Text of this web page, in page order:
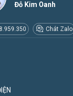
Đỗ Kim Oanh
Chát Zalo